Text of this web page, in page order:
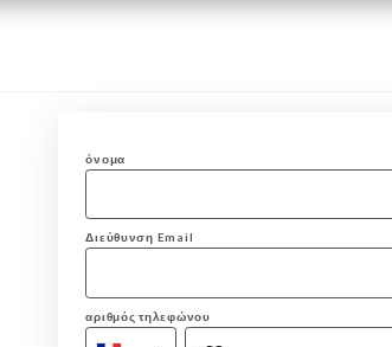
όνομα
Διεύθυνση Email
αριθμός τηλεφώνου